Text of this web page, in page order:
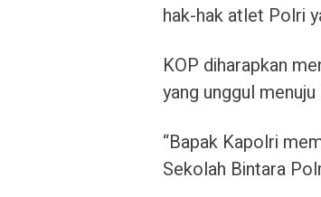
hak-hak atlet Polri
KOP diharapkan
yang unggul
“Bapak Kapolri
Sekolah Bintara